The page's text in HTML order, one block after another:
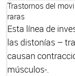
Trastornos del
raras
Esta línea de
las distonías –
causan
músculos-.